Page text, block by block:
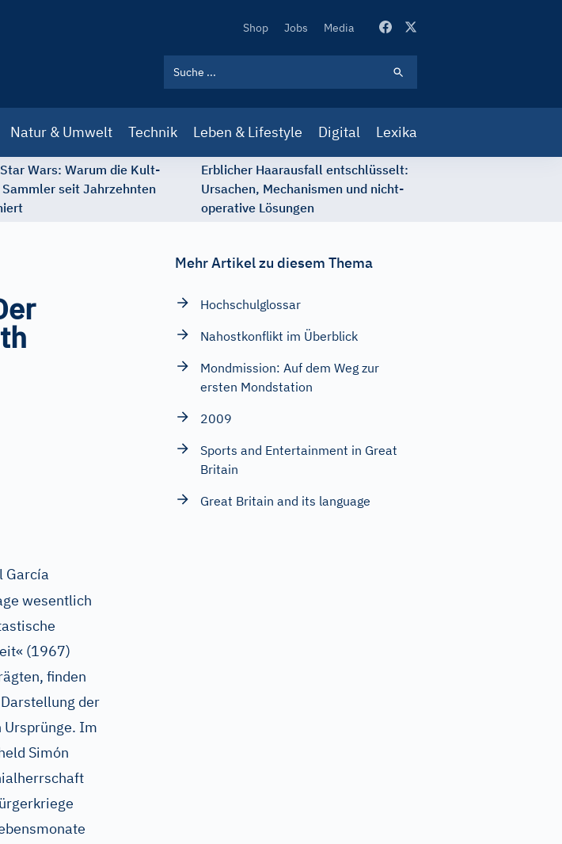
Secondary
Shop Jobs Media
Natur & Umwelt Technik Leben & Lifestyle Digital Lexika
Wars: Warum die Kult-
Sammler seit Jahrzehnten
Erblicher Haarausfall entschlüsselt:
Ursachen, Mechanismen und nicht-
operative Lösungen
García
wesentlich
(1967)
finden
der
Im
Simón
Mehr Artikel zu diesem Thema
Hochschulglossar
Nahostkonflikt im Überblick
Mondmission: Auf dem Weg zur
ersten Mondstation
2009
Sports and Entertainment in Great
Britain
Great Britain and its language